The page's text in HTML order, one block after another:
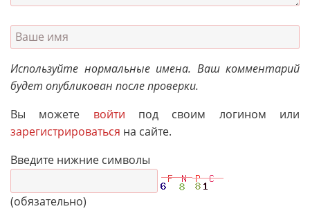
Используйте нормальные имена. Ваш комментарий
будет опубликован после проверки.
Вы можете войти под своим логином или
зарегистрироваться на сайте.
Введите нижние символы
(обязательно)